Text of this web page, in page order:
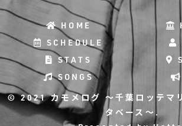
HOME
SCHEDULE
STATS
SONGS
© 2021 カモメログ ～千葉ロッテマ
タベース～.